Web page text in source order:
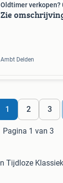
Oldtimer verkopen?
Zie
Ambt Delden
1 2 3
Pagina 1 van 3
Tijdloze